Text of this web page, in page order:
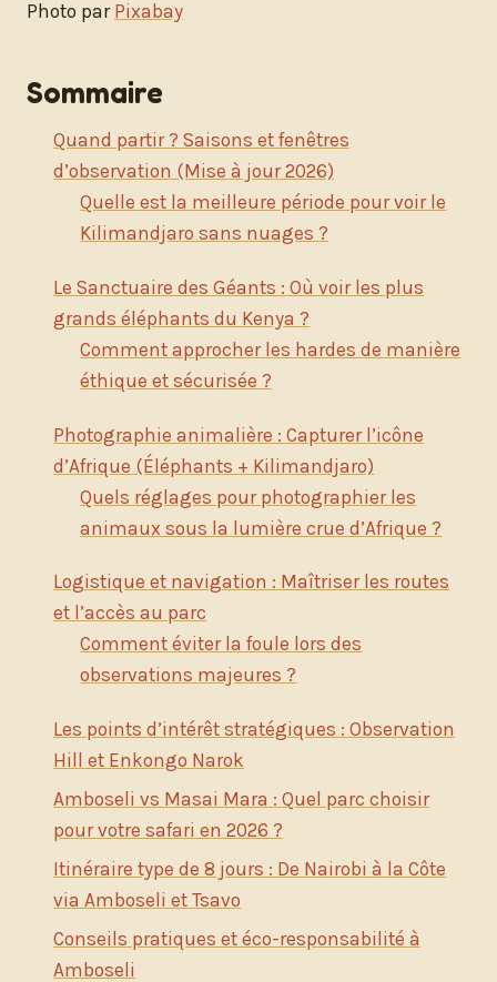
Photo par Pixabay
Sommaire
Quand partir ? Saisons et fenêtres
d’observation (Mise à jour 2026)
Quelle est la meilleure période pour voir le
Kilimandjaro sans nuages ?
Le Sanctuaire des Géants : Où voir les plus
grands éléphants du Kenya ?
Comment approcher les hardes de manière
éthique et sécurisée ?
Photographie animalière : Capturer l’icône
d’Afrique (Éléphants + Kilimandjaro)
Quels réglages pour photographier les
animaux sous la lumière crue d’Afrique ?
Logistique et navigation : Maîtriser les routes
et l’accès au parc
Comment éviter la foule lors des
observations majeures ?
Les points d’intérêt stratégiques : Observation
Hill et Enkongo Narok
Amboseli vs Masai Mara : Quel parc choisir
pour votre safari en 2026 ?
Itinéraire type de 8 jours : De Nairobi à la Côte
via Amboseli et Tsavo
Conseils pratiques et éco-responsabilité à
Amboseli